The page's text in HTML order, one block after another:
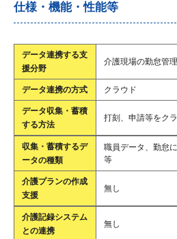
仕様・機能・性能等
データ連携する支
援分野
介護現場の勤怠管理
データ連携の方式 クラウド
データ収集・蓄積
する方法
打刻、申請等をク
収集・蓄積するデ
ータの種類
職員データ、勤怠
等
介護プランの作成
支援
無し
介護記録システム
との連携
無し